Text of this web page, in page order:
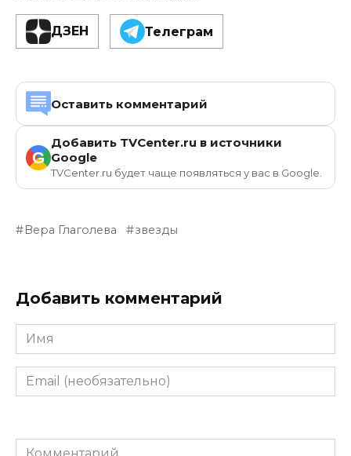
ДЗЕН Телеграм
Оставить комментарий
G
Добавить TVCenter.ru в источники
Google
TVCenter.ru будет чаще появляться у вас в Google.
Вера Глаголева звезды
Добавить комментарий
Имя
Email
(необязательно)
Комментарий